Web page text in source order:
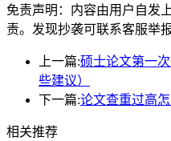
免责声明：内容由用户自发
责。发现抄袭可联系客服举
上一篇:硕士论文第一
些建议）
下一篇:论文查重过高
相关推荐